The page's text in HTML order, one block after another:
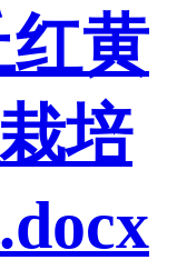
红黄
培